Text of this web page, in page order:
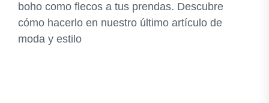
boho como flecos a tus prendas. Descubre
cómo hacerlo en nuestro último artículo de
moda y estilo